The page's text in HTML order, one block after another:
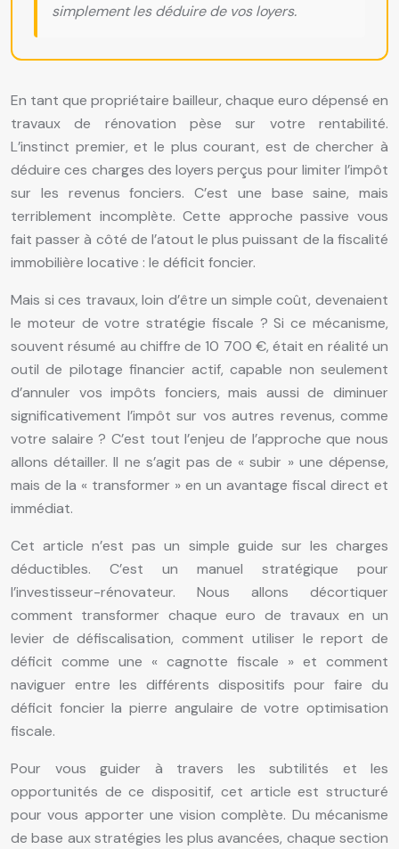
simplement les déduire de vos loyers.
En tant que propriétaire bailleur, chaque euro dépensé en
travaux de rénovation pèse sur votre rentabilité.
L’instinct premier, et le plus courant, est de chercher à
déduire ces charges des loyers perçus pour limiter l’impôt
sur les revenus fonciers. C’est une base saine, mais
terriblement incomplète. Cette approche passive vous
fait passer à côté de l’atout le plus puissant de la fiscalité
immobilière locative : le déficit foncier.
Mais si ces travaux, loin d’être un simple coût, devenaient
le moteur de votre stratégie fiscale ? Si ce mécanisme,
souvent résumé au chiffre de 10 700 €, était en réalité un
outil de pilotage financier actif, capable non seulement
d’annuler vos impôts fonciers, mais aussi de diminuer
significativement l’impôt sur vos autres revenus, comme
votre salaire ? C’est tout l’enjeu de l’approche que nous
allons détailler. Il ne s’agit pas de « subir » une dépense,
mais de la « transformer » en un avantage fiscal direct et
immédiat.
Cet article n’est pas un simple guide sur les charges
déductibles. C’est un manuel stratégique pour
l’investisseur-rénovateur. Nous allons décortiquer
comment transformer chaque euro de travaux en un
levier de défiscalisation, comment utiliser le report de
déficit comme une « cagnotte fiscale » et comment
naviguer entre les différents dispositifs pour faire du
déficit foncier la pierre angulaire de votre optimisation
fiscale.
Pour vous guider à travers les subtilités et les
opportunités de ce dispositif, cet article est structuré
pour vous apporter une vision complète. Du mécanisme
de base aux stratégies les plus avancées, chaque section